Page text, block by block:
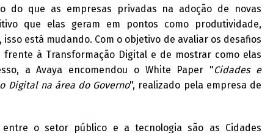
do que as empresas privadas na adoção de novas
que elas geram em pontos como produtividade,
está mudando. Com o objetivo de avaliar os desafios
à Transformação Digital e de mostrar como elas
a Avaya encomendou o White Paper "Cidades e
Digital na área do Governo", realizado pela empresa de
o setor público e a tecnologia são as Cidades